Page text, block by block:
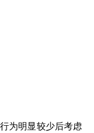
为明显较少后考虑